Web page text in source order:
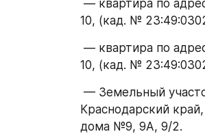
10, (кад. №
10, (кад. №
Краснодарский
дома №9, 9А, 9/2.